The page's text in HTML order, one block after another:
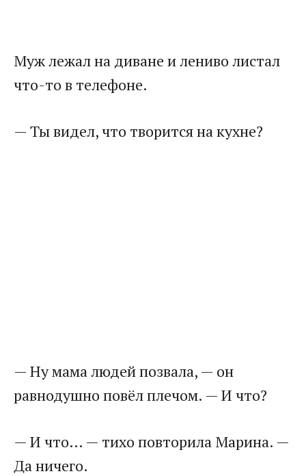
Муж лежал на диване и лениво листал
что-то в телефоне.
— Ты видел, что творится на кухне?
— Ну мама людей позвала, — он
равнодушно повёл плечом. — И что?
— И что… — тихо повторила Марина. —
Да ничего.